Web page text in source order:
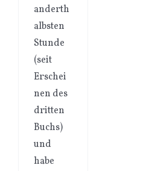
anderth
albsten
Stunde
(seit
Erschei
nen des
dritten
Buchs)
und
habe